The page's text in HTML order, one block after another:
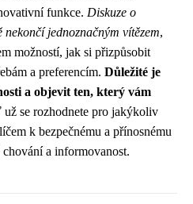
funkce. Diskuze o
jednoznačným vítězem,
možností, jak si přizpůsobit
a preferencím. Důležité je
a objevit ten, který vám
se rozhodnete pro jakýkoliv
k bezpečnému a přínosnému
a informovanost.